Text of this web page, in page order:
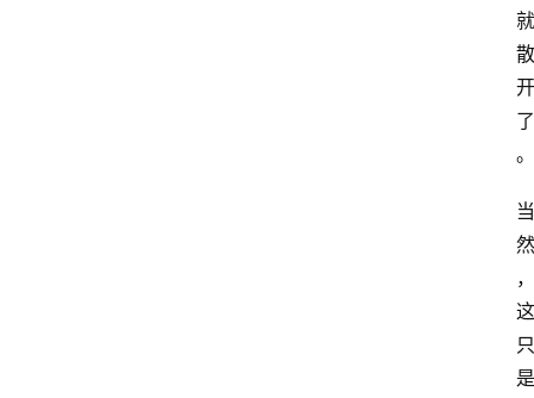
就
散
开
了
。
当
然
，
这
只
是